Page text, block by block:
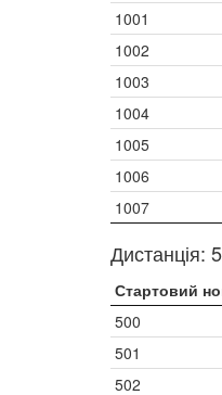
1001
1002
1003
1004
1005
1006
1007
Дистанція:
Стартовий
500
501
502